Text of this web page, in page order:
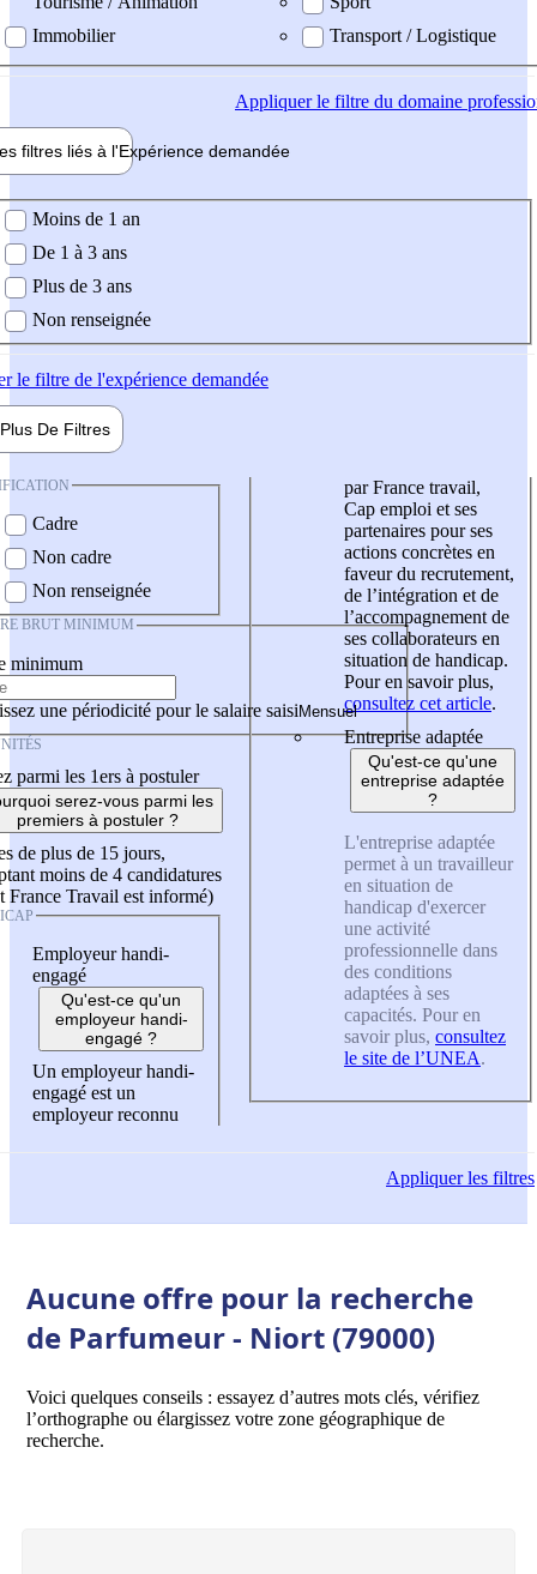
Immobilier
Transport / Logistique
Appliquerle filtre du domaine
filtres liés à l'Expérience demandée
demandée
Moins de 1 an
De 1 à 3 ans
Plus de 3 ans
Non renseignée
le filtre de l'expérience demandée
Plus De Filtres
Cadre
Non cadre
Non renseignée
BRUT MINIMUM
minimum
une périodicité pour le salaire saisi
parmi les 1ers à postuler
serez-vous parmi les
premiers à postuler ?
de plus de 15 jours,
moins de 4 candidatures
France Travail est informé)
Employeur handi-
engagé
Qu'est-ce qu'un
employeur handi-
engagé ?
Un employeur handi-
engagé est un
employeur reconnu
par France travail,
Cap emploi et ses
partenaires pour ses
actions concrètes en
faveur du recrutement,
de l’intégration et de
l’accompagnement de
ses collaborateurs en
situation de handicap.
Pour en savoir plus,
consultez cet article.
Entreprise adaptée
Qu'est-ce qu'une
entreprise adaptée
?
L'entreprise adaptée
permet à un travailleur
en situation de
handicap d'exercer
une activité
professionnelle dans
des conditions
adaptées à ses
capacités. Pour en
savoir plus, consultez
le site de l’UNEA.
Appliquerles filtres
Aucune offre pour la recherche
de Parfumeur - Niort (79000)
Voici quelques conseils : essayez d’autres mots clés, vérifiez
l’orthographe ou élargissez votre zone géographique de
recherche.